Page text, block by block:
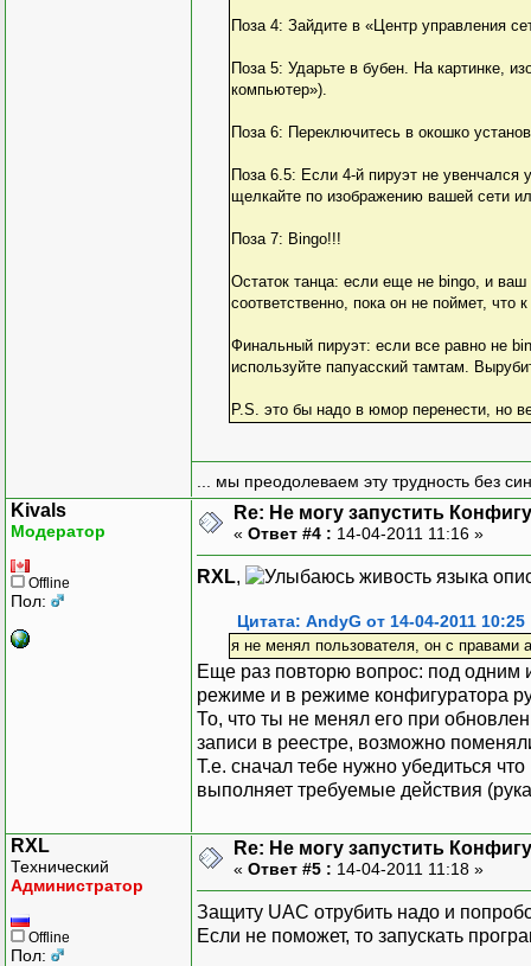
Поза 4: Зайдите в «Центр управления
Поза 5: Ударьте в бубен. На картинке,
компьютер»).
Поза 6: Переключитесь в окошко
Поза 6.5: Если 4-й пируэт не увенчался
щелкайте по изображению вашей сети
Поза 7: Bingo!!!
Остаток танца: если еще не bingo, и
соответственно, пока он не поймет, что
Финальный пируэт: если все равно не
используйте папуасский тамтам.
P.S. это бы надо в юмор перенести, но
... мы преодолеваем эту трудность без
Kivals
Модератор
Offline
Пол:
Re: Не могу запустить
« Ответ #4 : 14-04-2011 11:16 »
RXL, живость языка
Цитата: AndyG от 14-04-2011 10:25
я не менял пользователя, он с правами
Еще раз повторю вопрос: под одним
режиме и в режиме конфигуратора
То, что ты не менял его при
записи в реестре, возможно
Т.е. сначал тебе нужно убедиться
выполняет требуемые действия
RXL
Технический
Администратор
Offline
Пол:
Re: Не могу запустить
« Ответ #5 : 14-04-2011 11:18 »
Защиту UAC отрубить надо и
Если не поможет, то запускать